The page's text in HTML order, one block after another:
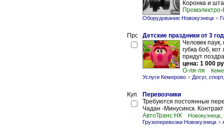
Коронка и
Оборудование Новокузнецк »
Детские праздники от 3
Человек
губка боб,
придут
цена: 1 000
О-ля-ля
Услуги Кемерово » Досуг,
Перевозчики
Требуются постоянные
Чадан -Минусинск. Контракт
АвтоТранс НК
Новокузнецк,
Грузоперевозки Новокузнецк »